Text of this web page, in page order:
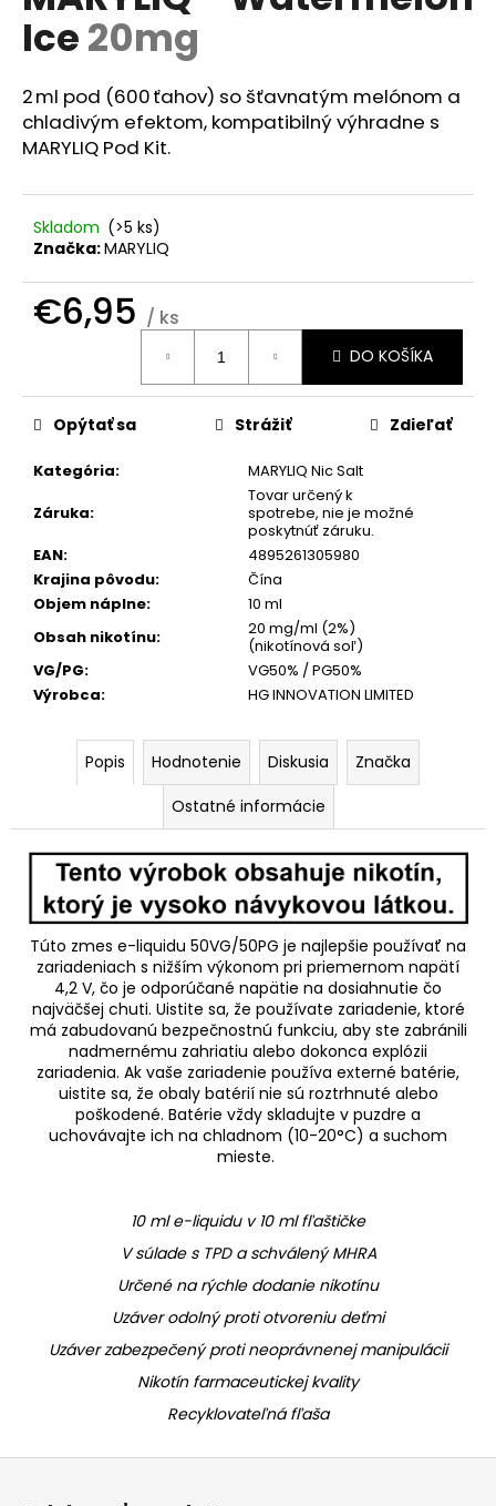
0,0
hviezdičiek.
Ice20mg
2 ml pod (600 ťahov) so šťavnatým melónom a
chladivým efektom, kompatibilný výhradne s
MARYLIQ Pod Kit.
Skladom (>5 ks)
Značka:MARYLIQ
€6,95 / ks
DO KOŠÍKA
Kategória:
MARYLIQ Nic Salt
Záruka:
Tovar určený k
spotrebe, nie je možné
poskytnúť záruku.
EAN:
4895261305980
Krajina pôvodu:
Čína
Objem náplne:
10 ml
Obsah nikotínu:
20 mg/ml (2%)
(nikotínová soľ)
VG/PG:
VG50% / PG50%
Výrobca: HG INNOVATION LIMITED
Opýtať sa Strážiť Zdieľať
Popis Hodnotenie Diskusia
Značka
Ostatné informácie
Túto zmes e-liquidu 50VG/50PG je najlepšie používať na
zariadeniach s nižším výkonom pri priemernom napätí
4,2 V, čo je odporúčané napätie na dosiahnutie čo
najväčšej chuti. Uistite sa, že používate zariadenie, ktoré
má zabudovanú bezpečnostnú funkciu, aby ste zabránili
nadmernému zahriatiu alebo dokonca explózii
zariadenia. Ak vaše zariadenie používa externé batérie,
uistite sa, že obaly batérií nie sú roztrhnuté alebo
poškodené. Batérie vždy skladujte v puzdre a
uchovávajte ich na chladnom (10-20°C) a suchom
mieste.
10 ml e-liquidu v 10 ml fľaštičke
V súlade s TPD a schválený MHRA
Určené na rýchle dodanie nikotínu
Uzáver odolný proti otvoreniu deťmi
Uzáver zabezpečený proti neoprávnenej manipulácii
Nikotín farmaceutickej kvality
Recyklovateľná fľaša
á
j
s
ť
?
p
o
ú
č
a
m
e
KURWA
COLLECTION
FROST
ICE|EXP:12.12.2025
Pôvodne: